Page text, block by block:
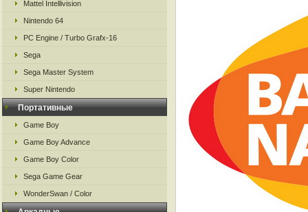
Mattel Intellivision
Nintendo 64
PC Engine / Turbo Grafx-16
Sega
Sega Master System
Super Nintendo
Портативные
Game Boy
Game Boy Advance
Game Boy Color
Sega Game Gear
WonderSwan / Color